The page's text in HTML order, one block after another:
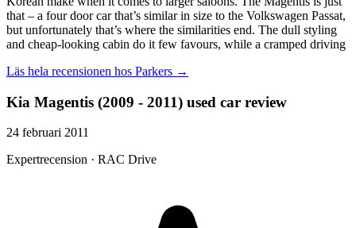
that – a four door car that’s similar in size to the Volkswagen Passat,
but unfortunately that’s where the similarities end. The dull styling
and cheap-looking cabin do it few favours, while a cramped driving
Läs hela recensionen hos Parkers →
Kia Magentis (2009 - 2011) used car review
24 februari 2011
Expertrecension · RAC Drive